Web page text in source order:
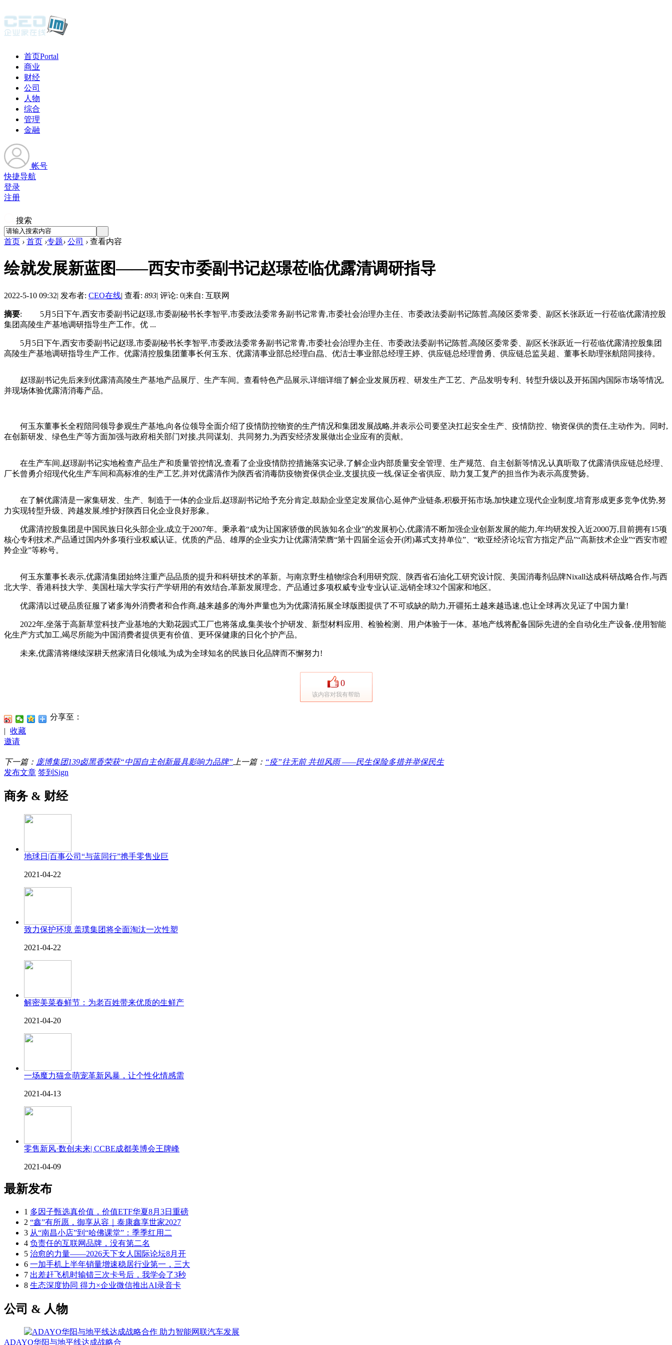
首页Portal
商业
财经
公司
人物
综合
管理
金融
帐号
快捷导航
登录
注册
搜索
首页 › 首页 ›专题› 公司 › 查看内容
绘就发展新蓝图——西安市委副书记赵璟莅临优露清调研指导
2022-5-10 09:32| 发布者: CEO在线| 查看: 893| 评论: 0|来自: 互联网
摘要: 5月5日下午,西安市委副书记赵璟,市委副秘书长李智平,市委政法委常务副书记常青,市委社会治理办主任、市委政法委副书记陈哲,高陵区委常委、副区长张跃近一行莅临优露清控股
集团高陵生产基地调研指导生产工作。优 ...
5月5日下午,西安市委副书记赵璟,市委副秘书长李智平,市委政法委常务副书记常青,市委社会治理办主任、市委政法委副书记陈哲,高陵区委常委、副区长张跃近一行莅临优露清控股集团
高陵生产基地调研指导生产工作。优露清控股集团董事长何玉东、优露清事业部总经理白皛、优洁士事业部总经理王婷、供应链总经理曾勇、供应链总监吴超、董事长助理张航陪同接待。
赵璟副书记先后来到优露清高陵生产基地产品展厅、生产车间。查看特色产品展示,详细详细了解企业发展历程、研发生产工艺、产品发明专利、转型升级以及开拓国内国际市场等情况,
并现场体验优露清消毒产品。
何玉东董事长全程陪同领导参观生产基地,向各位领导全面介绍了疫情防控物资的生产情况和集团发展战略,并表示公司要坚决扛起安全生产、疫情防控、物资保供的责任,主动作为。同时,
在创新研发、绿色生产等方面加强与政府相关部门对接,共同谋划、共同努力,为西安经济发展做出企业应有的贡献。
在生产车间,赵璟副书记实地检查产品生产和质量管控情况,查看了企业疫情防控措施落实记录,了解企业内部质量安全管理、生产规范、自主创新等情况,认真听取了优露清供应链总经理、
厂长曾勇介绍现代化生产车间和高标准的生产工艺,并对优露清作为陕西省消毒防疫物资保供企业,支援抗疫一线,保证全省供应、助力复工复产的担当作为表示高度赞扬。
在了解优露清是一家集研发、生产、制造于一体的企业后,赵璟副书记给予充分肯定,鼓励企业坚定发展信心,延伸产业链条,积极开拓市场,加快建立现代企业制度,培育形成更多竞争优势,努
力实现转型升级、跨越发展,维护好陕西日化企业良好形象。
优露清控股集团是中国民族日化头部企业,成立于2007年。秉承着“成为让国家骄傲的民族知名企业”的发展初心,优露清不断加强企业创新发展的能力,年均研发投入近2000万,目前拥有15项
核心专利技术,产品通过国内外多项行业权威认证。优质的产品、雄厚的企业实力让优露清荣膺“第十四届全运会开(闭)幕式支持单位”、“欧亚经济论坛官方指定产品”“高新技术企业”“西安市瞪
羚企业”等称号。
何玉东董事长表示,优露清集团始终注重产品品质的提升和科研技术的革新。与南京野生植物综合利用研究院、陕西省石油化工研究设计院、美国消毒剂品牌Nixall达成科研战略合作,与西
北大学、香港科技大学、美国杜瑞大学实行产学研用的有效结合,革新发展理念。产品通过多项权威专业专业认证,远销全球32个国家和地区。
优露清以过硬品质征服了诸多海外消费者和合作商,越来越多的海外声量也为为优露清拓展全球版图提供了不可或缺的助力,开疆拓土越来越迅速,也让全球再次见证了中国力量!
2022年,坐落于高新草堂科技产业基地的大勤花园式工厂也将落成,集美妆个护研发、新型材料应用、检验检测、用户体验于一体。基地产线将配备国际先进的全自动化生产设备,使用智能
化生产方式加工,竭尽所能为中国消费者提供更有价值、更环保健康的日化个护产品。
未来,优露清将继续深耕天然家清日化领域,为成为全球知名的民族日化品牌而不懈努力!
0
该内容对我有帮助
分享至：
| 收藏
邀请
下一篇： 庞博集团139卤黑香荣获“中国自主创新最具影响力品牌” 上一篇： “疫”往无前 共担风雨 ——民生保险多措并举保民生
发布文章 签到Sign
商务 & 财经
地球日|百事公司“与蓝同行”携手零售业巨
2021-04-22
致力保护环境 盖璞集团将全面淘汰一次性塑
2021-04-22
解密美菜春鲜节：为老百姓带来优质的生鲜产
2021-04-20
一场魔力猫盒萌宠革新风暴，让个性化情感需
2021-04-13
零售新风·数创未来| CCBE成都美博会王牌峰
2021-04-09
最新发布
1 多因子甄选真价值，价值ETF华夏8月3日重磅
2 “鑫”有所愿，御享从容｜泰康鑫享世家2027
3 从“南昌小店”到“哈佛课堂”：季季红用二
4 负责任的互联网品牌，没有第二名
5 治愈的力量——2026天下女人国际论坛8月开
6 一加手机上半年销量增速稳居行业第一，三大
7 出差赶飞机时输错三次卡号后，我学会了3秒
8 生态深度协同 得力×企业微信推出AI录音卡
公司 & 人物
ADAYO华阳与地平线达成战略合